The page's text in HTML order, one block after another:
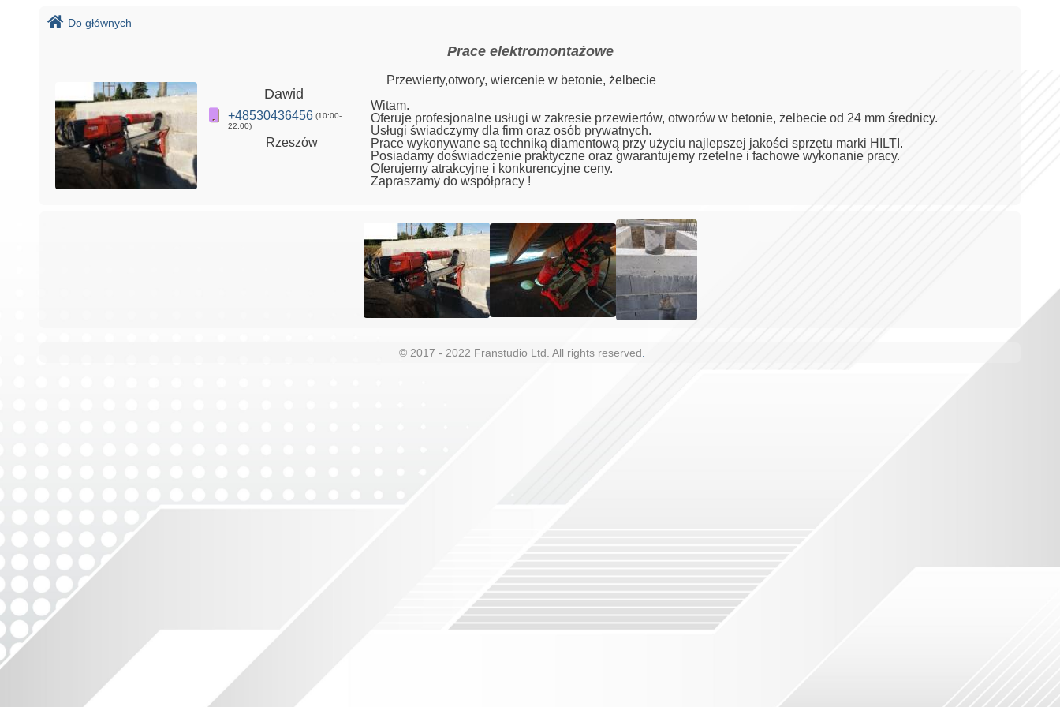
Do głównych
Prace elektromontażowe
Dawid
+48530436456 (10:00-
22:00)
Rzeszów
Przewierty,otwory, wiercenie w betonie, żelbecie
Witam.
Oferuje profesjonalne usługi w zakresie przewiertów, otworów w betonie, żelbecie od 24 mm średnicy.
Usługi świadczymy dla firm oraz osób prywatnych.
Prace wykonywane są techniką diamentową przy użyciu najlepszej jakości sprzętu marki HILTI.
Posiadamy doświadczenie praktyczne oraz gwarantujemy rzetelne i fachowe wykonanie pracy.
Oferujemy atrakcyjne i konkurencyjne ceny.
Zapraszamy do współpracy !
© 2017 - 2022 Franstudio Ltd. All rights reserved